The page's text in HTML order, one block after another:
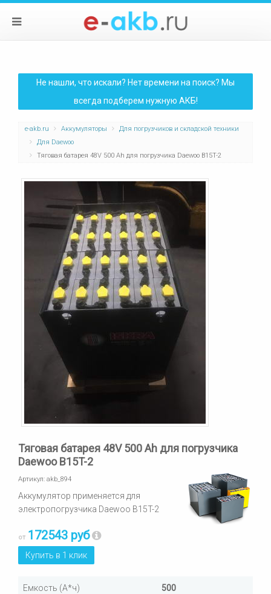
Не нашли, что искали? Нет времени на поиск? Мы
всегда подберем нужную АКБ!
e-akb.ru Аккумуляторы
Для погрузчиков и складской техники
Для Daewoo
Тяговая батарея 48V 500 Ah для погрузчика Daewoo B15T-2
Тяговая батарея 48V 500 Ah для погрузчика
Daewoo B15T-2
Артикул: akb_894
Аккумулятор применяется для
электропогрузчика Daewoo B15T-2
от 172543 руб
Купить в 1 клик
Емкость (А*ч) 500